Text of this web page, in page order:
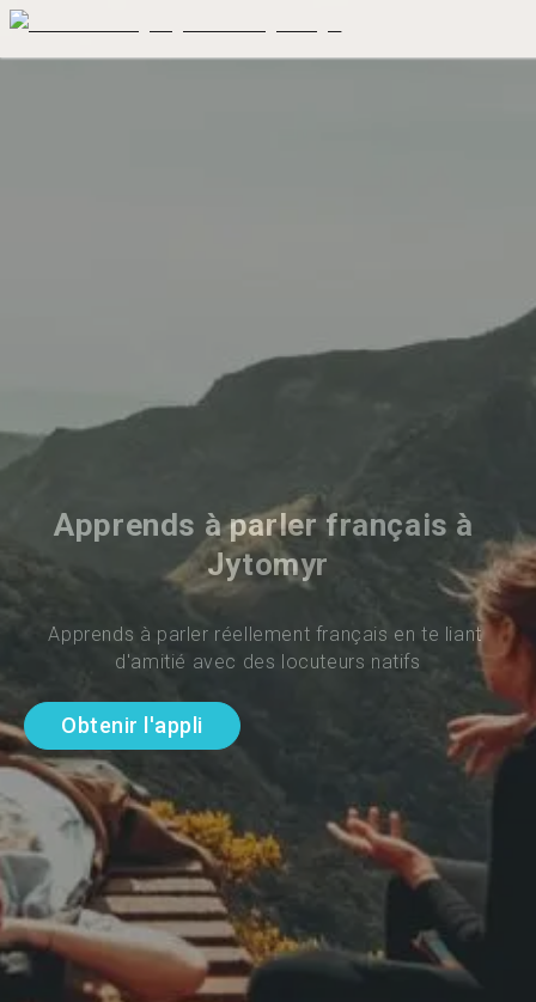
Apprends à parler français à
Jytomyr
Apprends à parler réellement français en te liant
d'amitié avec des locuteurs natifs
Obtenir l'appli